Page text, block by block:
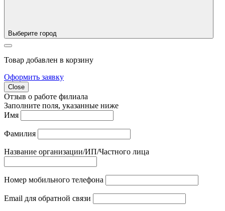
Выберите город
Товар добавлен в корзину
Оформить заявку
Close
Отзыв о работе филиала
Заполните поля, указанные ниже
Имя
Фамилия
Название организации/ИП/Частного лица
Номер мобильного телефона
Email для обратной связи